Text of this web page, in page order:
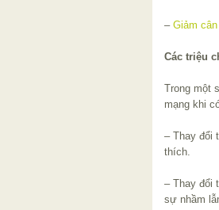
– Giảm cân
Các triệu
Trong một
mạng khi
– Thay đổi
thích.
– Thay đổi
sự nhầm